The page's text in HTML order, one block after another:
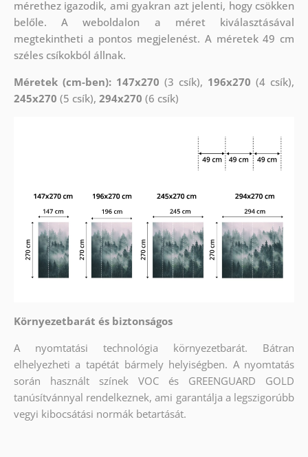
mérethez igazodik, ami gyakran azt jelenti, hogy csökken
belőle. A weboldalon a méret kiválasztásával
megtekintheti a pontos megjelenést. A méretek 49 cm
széles csíkokból állnak.
Méretek (cm-ben): 147x270 (3 csík), 196x270 (4 csík),
245x270 (5 csík), 294x270 (6 csík)
Környezetbarát és biztonságos
A nyomtatási technológia környezetbarát. Bátran
elhelyezheti a tapétát bármely helyiségben. A nyomtatás
során használt színek VOC és GREENGUARD GOLD
tanúsítvánnyal rendelkeznek, ami garantálja a legszigorúbb
vegyi kibocsátási normák betartását.